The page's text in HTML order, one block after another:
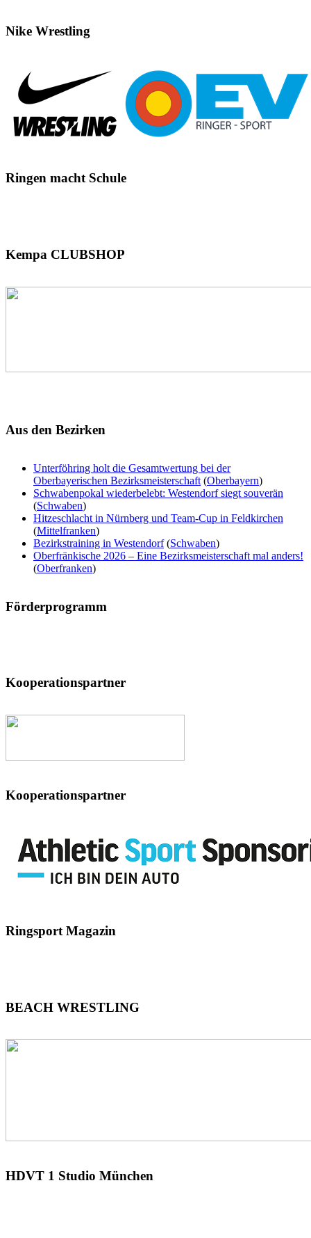
Nike Wrestling
Ringen macht Schule
Kempa CLUBSHOP
Aus den Bezirken
Unterföhring holt die Gesamtwertung bei der
Oberbayerischen Bezirksmeisterschaft (Oberbayern)
Schwabenpokal wiederbelebt: Westendorf siegt souverän
(Schwaben)
Hitzeschlacht in Nürnberg und Team-Cup in Feldkirchen
(Mittelfranken)
Bezirkstraining in Westendorf (Schwaben)
Oberfränkische 2026 – Eine Bezirksmeisterschaft mal anders!
(Oberfranken)
Förderprogramm
Kooperationspartner
Kooperationspartner
Ringsport Magazin
BEACH WRESTLING
HDVT 1 Studio München